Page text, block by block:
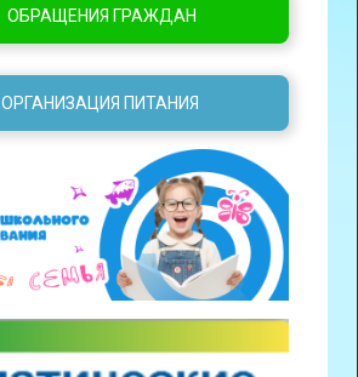
ОБРАЩЕНИЯ ГРАЖДАН
ОРГАНИЗАЦИЯ ПИТАНИЯ